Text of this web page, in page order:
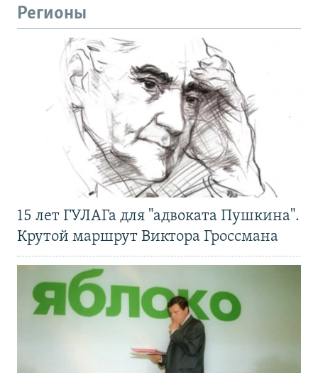
Регионы
15 лет ГУЛАГа для "адвоката Пушкина".
Крутой маршрут Виктора Гроссмана